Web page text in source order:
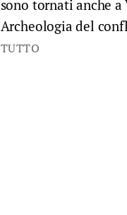
sono tornati anche a
Archeologia del
TUTTO